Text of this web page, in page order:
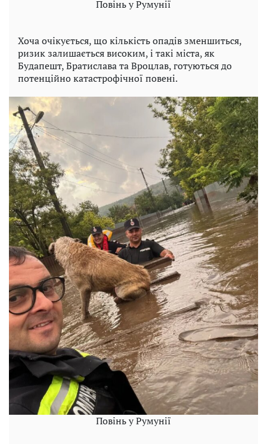
Повінь у Румунії
Хоча очікується, що кількість опадів зменшиться,
ризик залишається високим, і такі міста, як
Будапешт, Братислава та Вроцлав, готуються до
потенційно катастрофічної повені.
Повінь у Румунії